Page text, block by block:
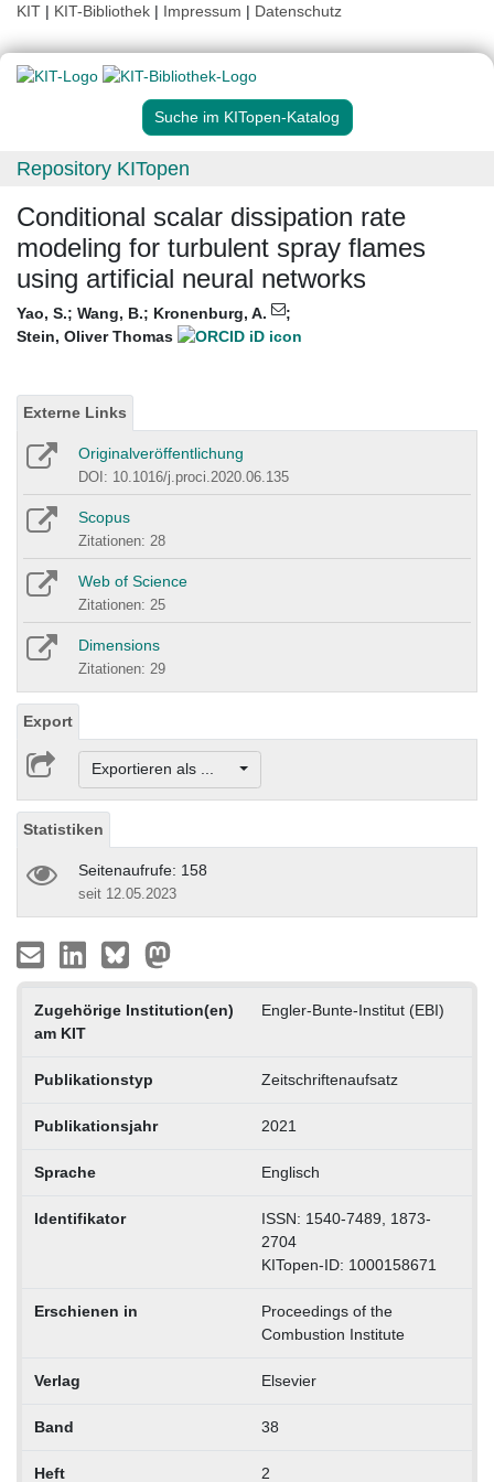
KIT | KIT-Bibliothek | Impressum | Datenschutz
Suche im KITopen-Katalog
Repository KITopen
Conditional scalar dissipation rate
modeling for turbulent spray flames
using artificial neural networks
Yao, S.; Wang, B.; Kronenburg, A.
;
Stein, Oliver Thomas
Externe Links
Originalveröffentlichung
DOI: 10.1016/j.proci.2020.06.135
Scopus
Zitationen: 28
Web of Science
Zitationen: 25
Dimensions
Zitationen: 29
Export
Exportieren als ...
Statistiken
Seitenaufrufe: 158
seit 12.05.2023
Zugehörige Institution(en)
am KIT
Engler-Bunte-Institut (EBI)
Publikationstyp Zeitschriftenaufsatz
Publikationsjahr 2021
Sprache Englisch
Identifikator
ISSN: 1540-7489, 1873-
2704
KITopen-ID: 1000158671
Erschienen in
Proceedings of the
Combustion Institute
Verlag Elsevier
Band 38
Heft 2